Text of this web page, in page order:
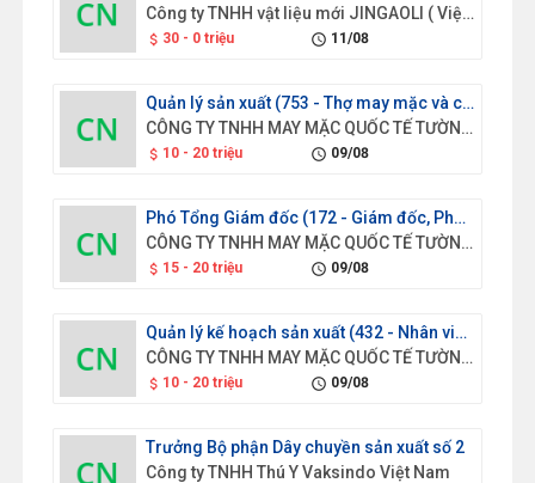
Công ty TNHH vật liệu mới JINGAOLI ( Việt Nam)
attach_money 30 - 0 triệu schedule 11/08
Quản lý sản xuất (753 - Thợ may mặc và các thợ có liên quan)
CÔNG TY TNHH MAY MẶC QUỐC TẾ TƯỜNG HÒA VIỆT NAM
attach_money 10 - 20 triệu schedule 09/08
Phó Tổng Giám đốc (172 - Giám đốc, Phó Giám đốc của các đơn vị sản xuất và triển khai thuộc cơ quan tập đoàn, tổng công ty, trường đại học lớn và tương đương (chuyên trách))
CÔNG TY TNHH MAY MẶC QUỐC TẾ TƯỜNG HÒA VIỆT NAM
attach_money 15 - 20 triệu schedule 09/08
Quản lý kế hoạch sản xuất (432 - Nhân viên ghi chép nguyên vật liệu và vận chuyển)
CÔNG TY TNHH MAY MẶC QUỐC TẾ TƯỜNG HÒA VIỆT NAM
attach_money 10 - 20 triệu schedule 09/08
Trưởng Bộ phận Dây chuyền sản xuất số 2
Công ty TNHH Thú Y Vaksindo Việt Nam